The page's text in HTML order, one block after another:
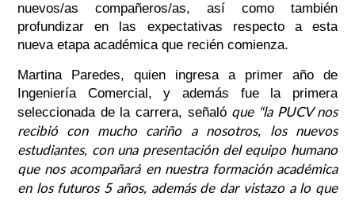
nuevos/as compañeros/as, así como también
profundizar en las expectativas respecto a esta
nueva etapa académica que recién comienza.
Martina Paredes, quien ingresa a primer año de
Ingeniería Comercial, y además fue la primera
seleccionada de la carrera, señaló que “la PUCV nos
recibió con mucho cariño a nosotros, los nuevos
estudiantes, con una presentación del equipo humano
que nos acompañará en nuestra formación académica
en los futuros 5 años, además de dar vistazo a lo que